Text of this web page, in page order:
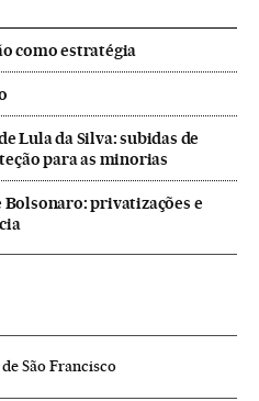
como estratégia
Lula da Silva: subidas de
para as minorias
privatizações e
São Francisco